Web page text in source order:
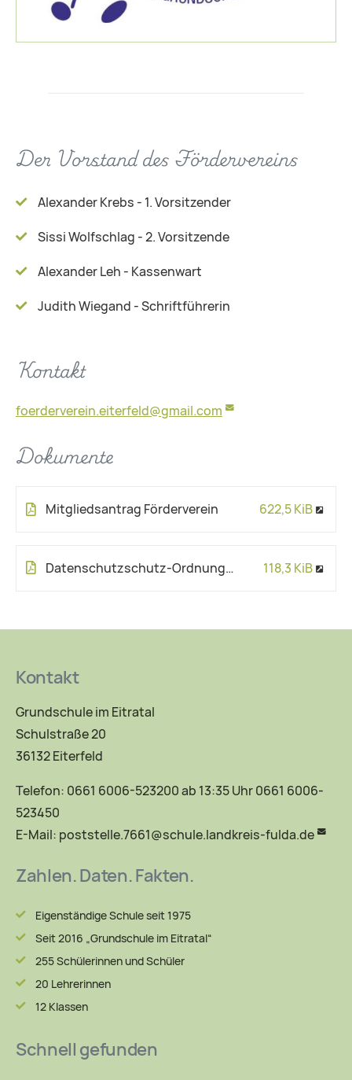
Der Vorstand des Fördervereins
Alexander Krebs - 1. Vorsitzender
Sissi Wolfschlag - 2. Vorsitzende
Alexander Leh - Kassenwart
Judith Wiegand - Schriftführerin
Kontakt
foerderverein.eiterfeld@gmail.com
Dokumente
Mitgliedsantrag Förderverein 622,5 KiB
Datenschutzschutz-Ordnung des Fördervereins 118,3 KiB
Kontakt
Grundschule im Eitratal
Schulstraße 20
36132 Eiterfeld
Telefon: 0661 6006-523200 ab 13:35 Uhr 0661 6006-
523450
E-Mail: poststelle.7661@schule.landkreis-fulda.de
Zahlen. Daten. Fakten.
Eigenständige Schule seit 1975
Seit 2016 „Grundschule im Eitratal“
255 Schülerinnen und Schüler
20 Lehrerinnen
12 Klassen
Schnell gefunden